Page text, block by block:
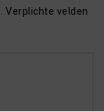
Verplichte velden